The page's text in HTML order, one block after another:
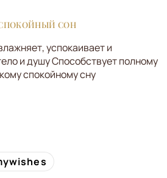
СОН
успокаивает и
и душу Способствует полному
спокойному сну